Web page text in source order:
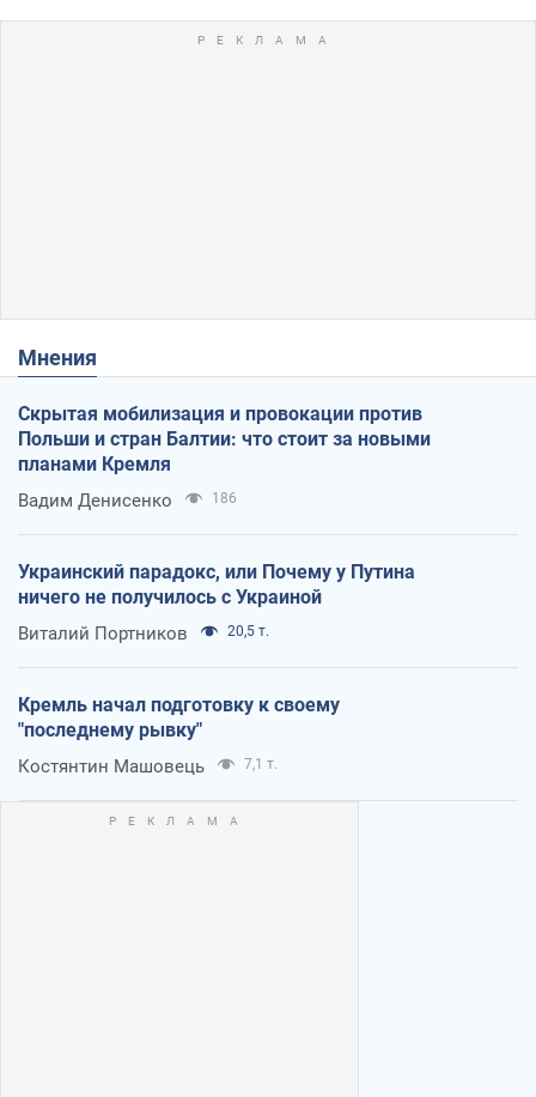
Мнения
Скрытая мобилизация и провокации против
Польши и стран Балтии: что стоит за новыми
планами Кремля
Вадим Денисенко 186
Украинский парадокс, или Почему у Путина
ничего не получилось с Украиной
Виталий Портников 20,5 т.
Кремль начал подготовку к своему
"последнему рывку"
Костянтин Машовець 7,1 т.